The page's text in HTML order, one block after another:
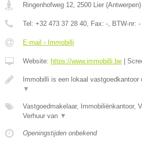
Ringenhofweg 12 2500 Lier (Antwerpen)
Tel: +32 473 37 28 40 , Fax: - , BTW-nr: -
E-mail › Immobilli
Website: https://www.immobilli.be
Immobilli is een lokaal
▼
Vastgoedmakelaar, Immobiliënkantoor,
Verhuur van ▼
Openingstijden onbekend